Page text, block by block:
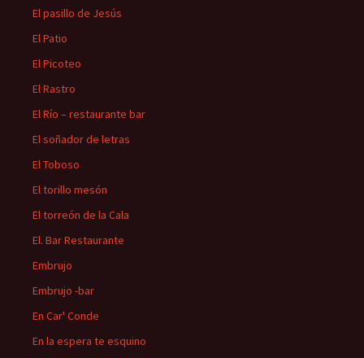
El pasillo de Jesús
El Patio
El Picoteo
El Rastro
El Río – restaurante bar
El soñador de letras
El Toboso
El torillo mesón
El torreón de la Cala
El. Bar Restaurante
Embrujo
Embrujo -bar
En Car' Conde
En la espera te esquino